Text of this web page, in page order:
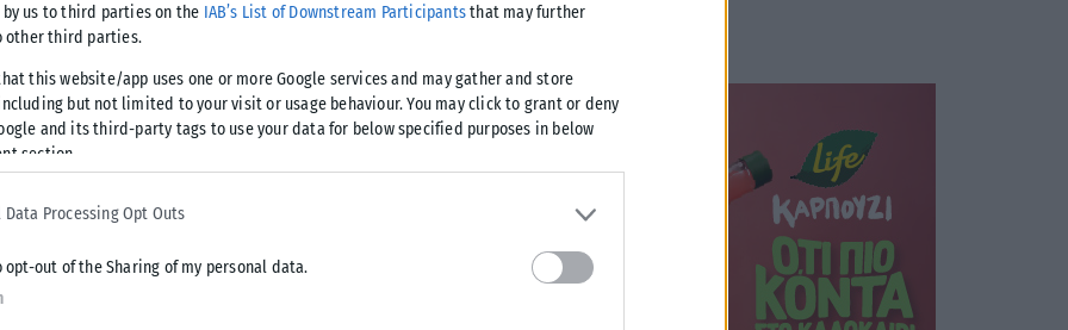
by us to third parties on the IAB’s List of Downstream Participantsthat may further
other third parties.
this website/app uses one or more Google services and may gather and store
but not limited to your visit or usage behaviour. You may click to grant or deny
and its third-party tags to use your data for below specified purposes in below
section.
Data Processing Opt Outs
opt-out of the Sharing of my personal data.
02) στο ΣΕΦ με αντίπαλο την Τσεχία και τη Δευτέρα
ακόμα η Μεγάλη Βρετανία.